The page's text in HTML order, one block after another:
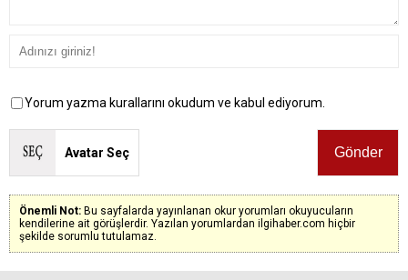
Yorum yazma kurallarını okudum ve kabul ediyorum.
Avatar Seç
Önemli Not: Bu sayfalarda yayınlanan okur yorumları okuyucuların
kendilerine ait görüşlerdir. Yazılan yorumlardan ilgihaber.com hiçbir
şekilde sorumlu tutulamaz.